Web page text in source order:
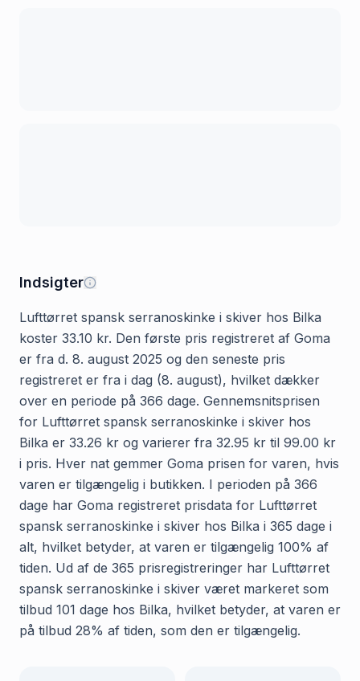
Indsigter
Lufttørret spansk serranoskinke i skiver hos Bilka
koster 33.10 kr. Den første pris registreret af Goma
er fra d. 8. august 2025 og den seneste pris
registreret er fra i dag (8. august), hvilket dækker
over en periode på 366 dage. Gennemsnitsprisen
for Lufttørret spansk serranoskinke i skiver hos
Bilka er 33.26 kr og varierer fra 32.95 kr til 99.00 kr
i pris. Hver nat gemmer Goma prisen for varen, hvis
varen er tilgængelig i butikken. I perioden på 366
dage har Goma registreret prisdata for Lufttørret
spansk serranoskinke i skiver hos Bilka i 365 dage i
alt, hvilket betyder, at varen er tilgængelig 100% af
tiden. Ud af de 365 prisregistreringer har Lufttørret
spansk serranoskinke i skiver været markeret som
tilbud 101 dage hos Bilka, hvilket betyder, at varen er
på tilbud 28% af tiden, som den er tilgængelig.